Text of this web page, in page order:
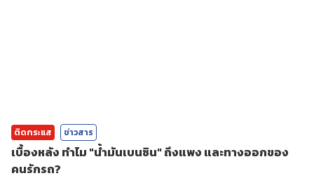
ติดกระแส ข่าวสาร
เบื้องหลัง ทำไม "น้ำมันเบนซิน" ถึงแพง และทางออกของ
คนรักรถ?